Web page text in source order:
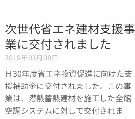
次世代省エネ建材支援事
業に交付されました
2019年03月08日
Ｈ30年度省エネ投資促進に向けた支
援補助金に交付されました。この事
業は、潜熱蓄熱建材を施工した全館
空調システムに対して交付されま